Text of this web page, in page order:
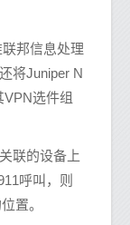
邦信息处理
将Juniper N
选件组
联的设备上
呼叫，则
置。